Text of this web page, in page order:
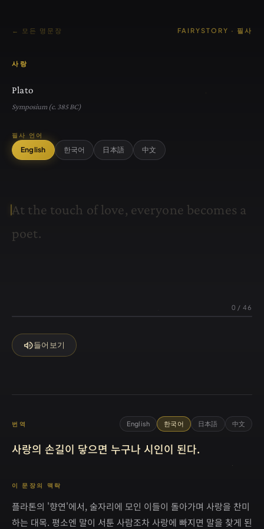
← 모든 명문장 FAIRYSTORY · 필사
사랑
Plato
Symposium (c. 385 BC)
필사 언어
English 한국어 日本語 中文
At the touch of love, everyone becomes a
poet.
0 /46
volume_up들어보기
번역 English 한국어 日本語 中文
사랑의 손길이 닿으면 누구나 시인이 된다.
이 문장의 맥락
플라톤의 '향연'에서, 술자리에 모인 이들이 돌아가며 사랑을 찬미
하는 대목. 평소엔 말이 서툰 사람조차 사랑에 빠지면 말을 찾게 된